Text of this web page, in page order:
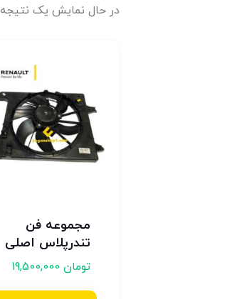
در حال نمایش یک نتیجه
مجموعه فن
تندرپلاس اصلی
تومان